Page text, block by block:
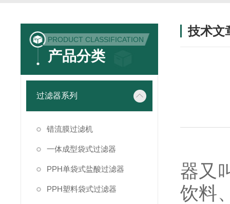
PRODUCT CLASSIFICATION
产品分类
过滤器系列
错流膜过滤机
一体成型袋式过滤器
PPH单袋式盐酸过滤器
PPH塑料袋式过滤器
技术文
器又
饮料